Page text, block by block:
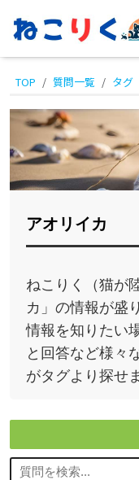
TOP 質問一覧 タグ
アオリイカ
ねこりく（猫が
カ」の情報が盛
情報を知りたい
と回答など様々
がタグより探せ